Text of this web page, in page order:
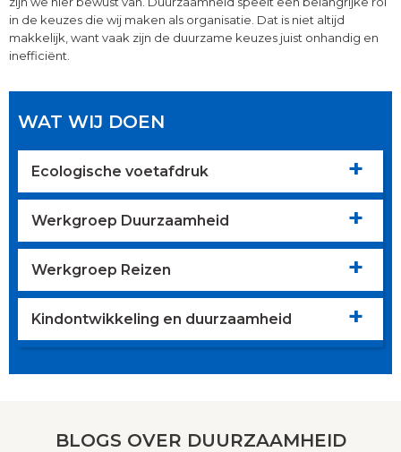
in de keuzes die wij maken als organisatie. Dat is niet altijd
makkelijk, want vaak zijn de duurzame keuzes juist onhandig en
inefficiënt.
WAT WIJ DOEN
Ecologische voetafdruk
Werkgroep Duurzaamheid
Werkgroep Reizen
Kindontwikkeling en duurzaamheid
BLOGS OVER DUURZAAMHEID